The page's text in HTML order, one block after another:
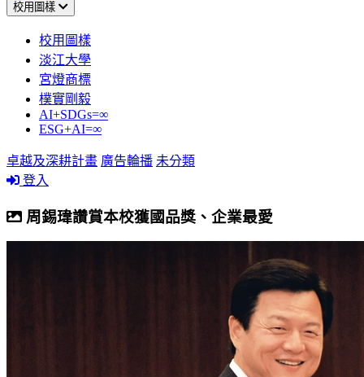
校用圖樣
校用圖樣
淡江大學
宮燈商標
樸實剛毅
AI+SDGs=∞
ESG+AI=∞
卓越及深耕計畫 廣告輪播 未分類
登入
周錫瑋讚賞本校獲國品獎、企業最愛